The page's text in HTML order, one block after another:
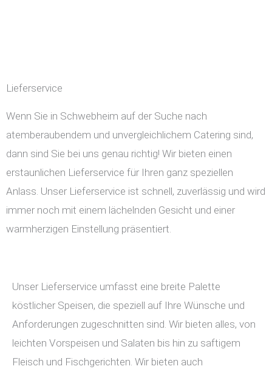
Lieferservice
Wenn Sie in Schwebheim auf der Suche nach
atemberaubendem und unvergleichlichem Catering sind,
dann sind Sie bei uns genau richtig! Wir bieten einen
erstaunlichen Lieferservice für Ihren ganz speziellen
Anlass. Unser Lieferservice ist schnell, zuverlässig und wird
immer noch mit einem lächelnden Gesicht und einer
warmherzigen Einstellung präsentiert.
Unser Lieferservice umfasst eine breite Palette
köstlicher Speisen, die speziell auf Ihre Wünsche und
Anforderungen zugeschnitten sind. Wir bieten alles, von
leichten Vorspeisen und Salaten bis hin zu saftigem
Fleisch und Fischgerichten. Wir bieten auch